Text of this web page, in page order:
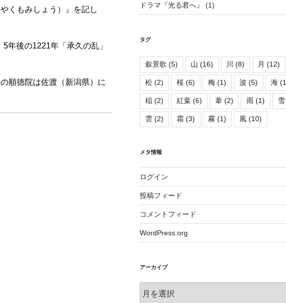
くもみしょう）』を記し
年後の1221年「承久の乱」
順徳院は佐渡（新潟県）に
ドラマ『光る君へ』 (1)
タグ
叙景歌 (5) 山 (16) 川 (8) 月 (12)
松(2) 桜(6) 梅(1) 波 (5) 海
稲(2) 紅葉(6) 葦(2) 雨(1) 雪
雲(2) 霜(3) 霧(1) 風(10)
メタ情報
ログイン
投稿フィード
コメントフィード
WordPress.org
アーカイブ
ー